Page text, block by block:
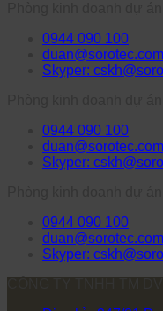
0944 090 100
Skyper:
0944 090 100
Skyper:
0944 090 100
Skyper: